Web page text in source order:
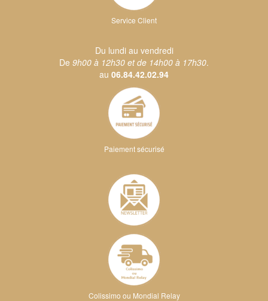
Service Client
Du lundi au vendredi
De 9h00 à 12h30 et de 14h00 à 17h30.
au 06.84.42.02.94
Paiement sécurisé
Colissimo ou Mondial Relay